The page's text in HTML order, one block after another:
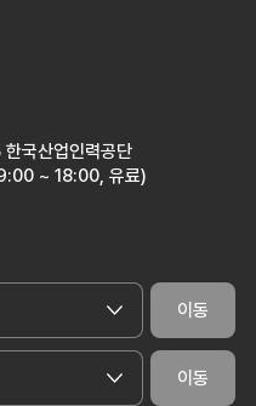
국산업인력공단
~ 18:00, 유료)
이동
이동